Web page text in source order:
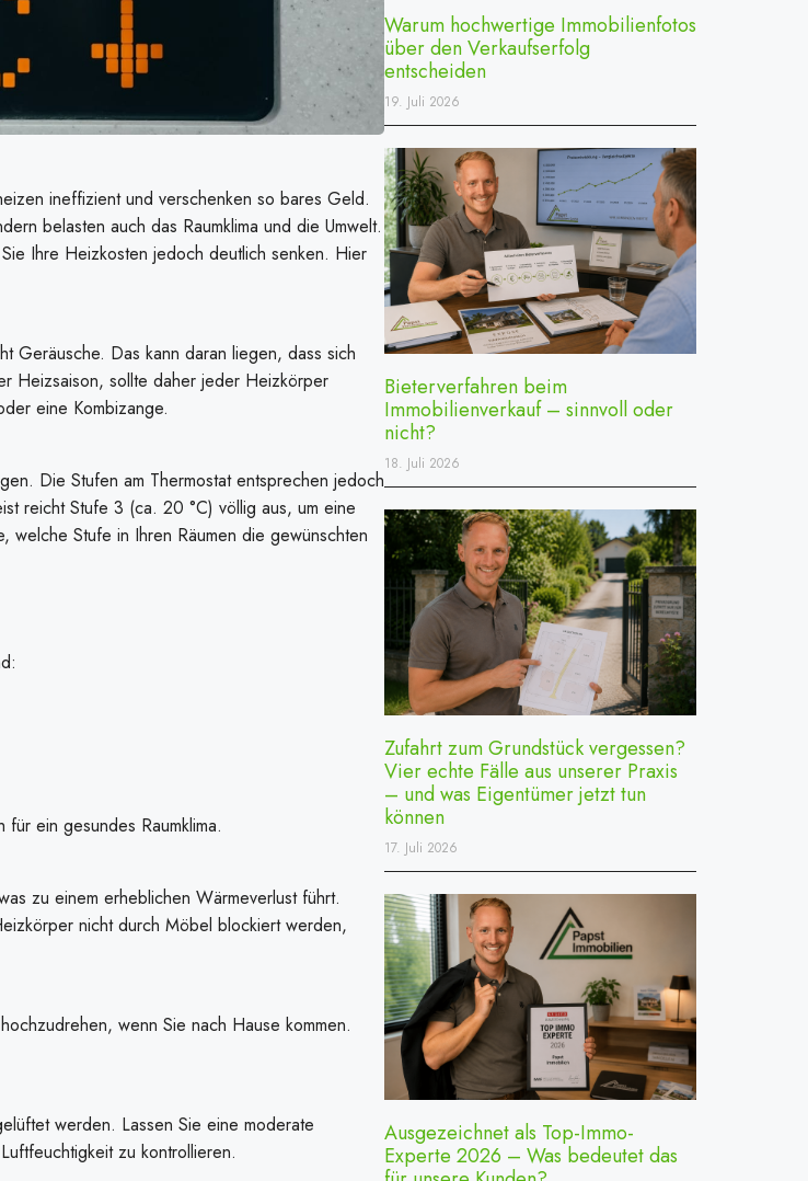
ineffizient und verschenken so bares Geld.
belasten auch das Raumklima und die Umwelt.
Ihre Heizkosten jedoch deutlich senken. Hier
Geräusche. Das kann daran liegen, dass sich
Heizsaison, sollte daher jeder Heizkörper
eine Kombizange.
Die Stufen am Thermostat entsprechen jedoch
reicht Stufe 3 (ca. 20 °C) völlig aus, um eine
welche Stufe in Ihren Räumen die gewünschten
ein gesundes Raumklima.
zu einem erheblichen Wärmeverlust führt.
nicht durch Möbel blockiert werden,
wenn Sie nach Hause kommen.
werden. Lassen Sie eine moderate
zu kontrollieren.
Warum hochwertige Immobilienfotos
über den Verkaufserfolg
entscheiden
19. Juli 2026
Bieterverfahren beim
Immobilienverkauf – sinnvoll oder
nicht?
18. Juli 2026
Zufahrt zum Grundstück vergessen?
Vier echte Fälle aus unserer Praxis
– und was Eigentümer jetzt tun
können
17. Juli 2026
Ausgezeichnet als Top-Immo-
Experte 2026 – Was bedeutet das